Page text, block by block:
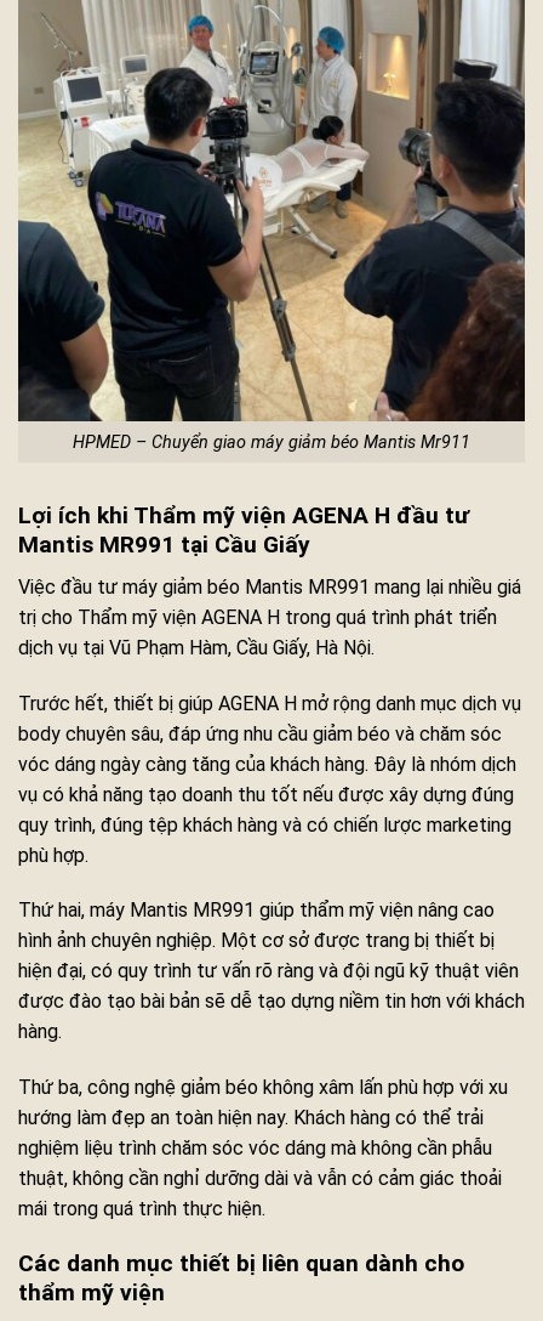
HPMED – Chuyển giao máy giảm béo Mantis Mr911
Lợi ích khi Thẩm mỹ viện AGENA H đầu tư
Mantis MR991 tại Cầu Giấy
Việc đầu tư máy giảm béo Mantis MR991 mang lại nhiều giá
trị cho Thẩm mỹ viện AGENA H trong quá trình phát triển
dịch vụ tại Vũ Phạm Hàm, Cầu Giấy, Hà Nội.
Trước hết, thiết bị giúp AGENA H mở rộng danh mục dịch vụ
body chuyên sâu, đáp ứng nhu cầu giảm béo và chăm sóc
vóc dáng ngày càng tăng của khách hàng. Đây là nhóm dịch
vụ có khả năng tạo doanh thu tốt nếu được xây dựng đúng
quy trình, đúng tệp khách hàng và có chiến lược marketing
phù hợp.
Thứ hai, máy Mantis MR991 giúp thẩm mỹ viện nâng cao
hình ảnh chuyên nghiệp. Một cơ sở được trang bị thiết bị
hiện đại, có quy trình tư vấn rõ ràng và đội ngũ kỹ thuật viên
được đào tạo bài bản sẽ dễ tạo dựng niềm tin hơn với khách
hàng.
Thứ ba, công nghệ giảm béo không xâm lấn phù hợp với xu
hướng làm đẹp an toàn hiện nay. Khách hàng có thể trải
nghiệm liệu trình chăm sóc vóc dáng mà không cần phẫu
thuật, không cần nghỉ dưỡng dài và vẫn có cảm giác thoải
mái trong quá trình thực hiện.
Các danh mục thiết bị liên quan dành cho
thẩm mỹ viện